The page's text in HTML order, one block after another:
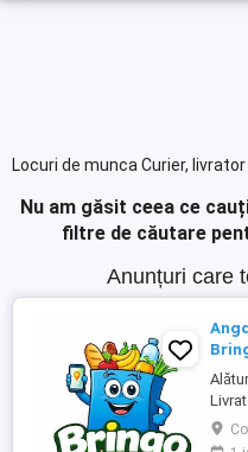
Locuri de munca Curier,
Nu am găsit ceea ce
filtre de căutare
Anunțuri care